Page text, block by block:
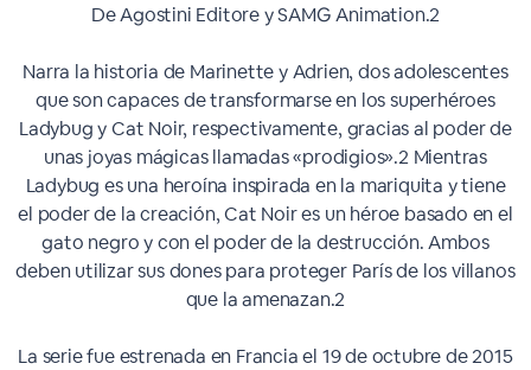
De Agostini Editore y SAMG Animation.2​
Narra la historia de Marinette y Adrien, dos adolescentes
que son capaces de transformarse en los superhéroes
Ladybug y Cat Noir, respectivamente, gracias al poder de
unas joyas mágicas llamadas «prodigios».2​ Mientras
Ladybug es una heroína inspirada en la mariquita y tiene
el poder de la creación, Cat Noir es un héroe basado en el
gato negro y con el poder de la destrucción. Ambos
deben utilizar sus dones para proteger París de los villanos
que la amenazan.2​
La serie fue estrenada en Francia el 19 de octubre de 2015